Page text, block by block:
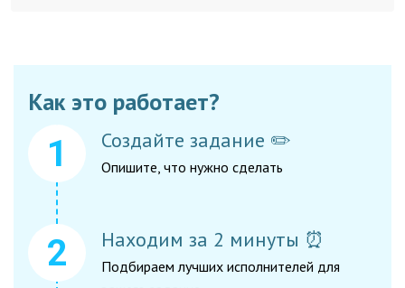
Как это работает?
Создайте задание ✏️
Опишите, что нужно сделать
Находим за 2 минуты ⏰
Подбираем лучших исполнителей для